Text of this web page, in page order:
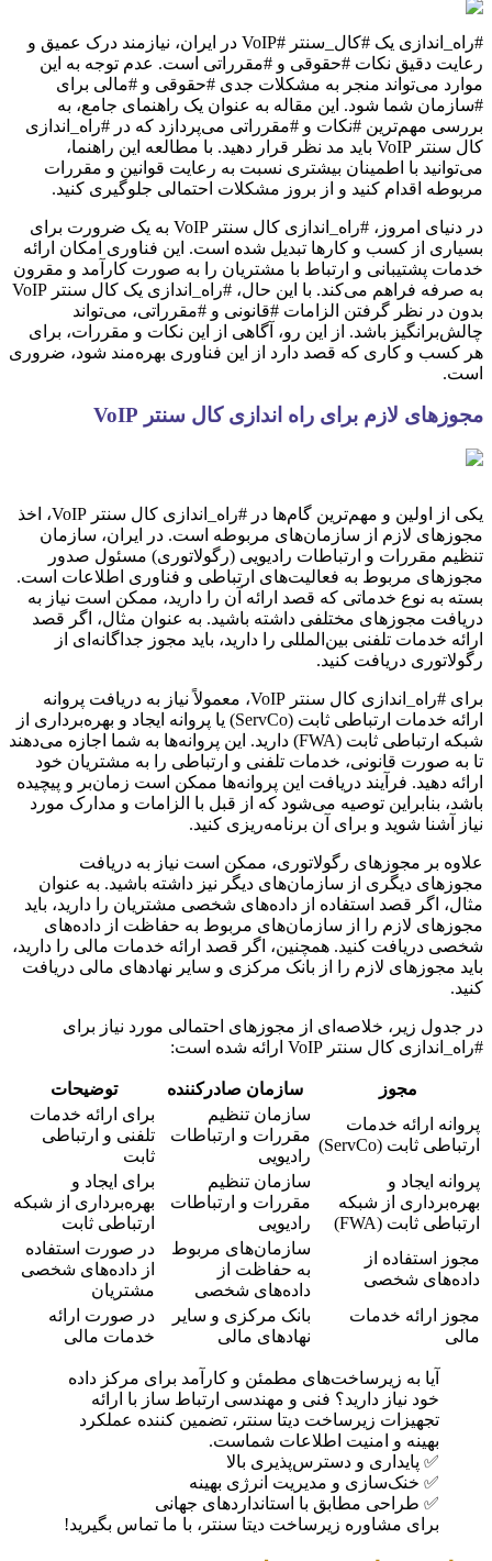
#راه_اندازی یک #کال_سنتر #VoIP در ایران، نیازمند درک عمیق و
رعایت دقیق نکات #حقوقی و #مقرراتی است. عدم توجه به این
موارد می‌تواند منجر به مشکلات جدی #حقوقی و #مالی برای
#سازمان شما شود. این مقاله به عنوان یک راهنمای جامع، به
بررسی مهم‌ترین #نکات و #مقرراتی می‌پردازد که در #راه_اندازی
کال سنتر VoIP باید مد نظر قرار دهید. با مطالعه این راهنما،
می‌توانید با اطمینان بیشتری نسبت به رعایت قوانین و مقررات
مربوطه اقدام کنید و از بروز مشکلات احتمالی جلوگیری کنید.
در دنیای امروز، #راه_اندازی کال سنتر VoIP به یک ضرورت برای
بسیاری از کسب و کارها تبدیل شده است. این فناوری امکان ارائه
خدمات پشتیبانی و ارتباط با مشتریان را به صورت کارآمد و مقرون
به صرفه فراهم می‌کند. با این حال، #راه_اندازی یک کال سنتر VoIP
بدون در نظر گرفتن الزامات #قانونی و #مقرراتی، می‌تواند
چالش‌برانگیز باشد. از این رو، آگاهی از این نکات و مقررات، برای
هر کسب و کاری که قصد دارد از این فناوری بهره‌مند شود، ضروری
است.
مجوزهای لازم برای راه اندازی کال سنتر VoIP
یکی از اولین و مهم‌ترین گام‌ها در #راه_اندازی کال سنتر VoIP، اخذ
مجوزهای لازم از سازمان‌های مربوطه است. در ایران، سازمان
تنظیم مقررات و ارتباطات رادیویی (رگولاتوری) مسئول صدور
مجوزهای مربوط به فعالیت‌های ارتباطی و فناوری اطلاعات است.
بسته به نوع خدماتی که قصد ارائه آن را دارید، ممکن است نیاز به
دریافت مجوزهای مختلفی داشته باشید. به عنوان مثال، اگر قصد
ارائه خدمات تلفنی بین‌المللی را دارید، باید مجوز جداگانه‌ای از
رگولاتوری دریافت کنید.
برای #راه_اندازی کال سنتر VoIP، معمولاً نیاز به دریافت پروانه
ارائه خدمات ارتباطی ثابت (ServCo) یا پروانه ایجاد و بهره‌برداری از
شبکه ارتباطی ثابت (FWA) دارید. این پروانه‌ها به شما اجازه می‌دهند
تا به صورت قانونی، خدمات تلفنی و ارتباطی را به مشتریان خود
ارائه دهید. فرآیند دریافت این پروانه‌ها ممکن است زمان‌بر و پیچیده
باشد، بنابراین توصیه می‌شود که از قبل با الزامات و مدارک مورد
نیاز آشنا شوید و برای آن برنامه‌ریزی کنید.
علاوه بر مجوزهای رگولاتوری، ممکن است نیاز به دریافت
مجوزهای دیگری از سازمان‌های دیگر نیز داشته باشید. به عنوان
مثال، اگر قصد استفاده از داده‌های شخصی مشتریان را دارید، باید
مجوزهای لازم را از سازمان‌های مربوط به حفاظت از داده‌های
شخصی دریافت کنید. همچنین، اگر قصد ارائه خدمات مالی را دارید،
باید مجوزهای لازم را از بانک مرکزی و سایر نهادهای مالی دریافت
کنید.
در جدول زیر، خلاصه‌ای از مجوزهای احتمالی مورد نیاز برای
#راه_اندازی کال سنتر VoIP ارائه شده است:
مجوز سازمان صادرکننده
توضیحات
پروانه ارائه خدمات
ارتباطی ثابت (ServCo)
سازمان تنظیم
مقررات و ارتباطات
رادیویی
برای ارائه خدمات
تلفنی و ارتباطی
ثابت
پروانه ایجاد و
بهره‌برداری از شبکه
ارتباطی ثابت (FWA)
سازمان تنظیم
مقررات و ارتباطات
رادیویی
برای ایجاد و
بهره‌برداری از شبکه
ارتباطی ثابت
مجوز استفاده از
داده‌های شخصی
سازمان‌های مربوط
به حفاظت از
داده‌های شخصی
در صورت استفاده
از داده‌های شخصی
مشتریان
مجوز ارائه خدمات
مالی
بانک مرکزی و سایر
نهادهای مالی
در صورت ارائه
خدمات مالی
آیا به زیرساخت‌های مطمئن و کارآمد برای مرکز داده
خود نیاز دارید؟ فنی و مهندسی ارتباط ساز با ارائه
تجهیزات زیرساخت دیتا سنتر، تضمین کننده عملکرد
بهینه و امنیت اطلاعات شماست.
✅ پایداری و دسترس‌پذیری بالا
✅ خنک‌سازی و مدیریت انرژی بهینه
✅ طراحی مطابق با استانداردهای جهانی
برای مشاوره زیرساخت دیتا سنتر، با ما تماس بگیرید!